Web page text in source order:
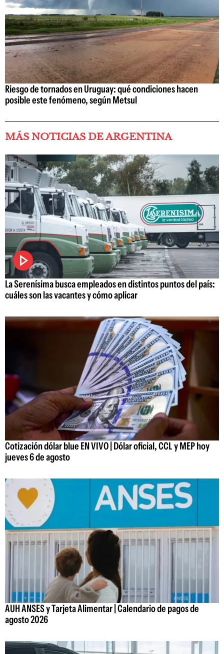
Riesgo de tornados en Uruguay: qué condiciones hacen
posible este fenómeno, según Metsul
MÁS NOTICIAS DE ARGENTINA
La Serenísima busca empleados en distintos puntos del país:
cuáles son las vacantes y cómo aplicar
Cotización dólar blue EN VIVO | Dólar oficial, CCL y MEP hoy
jueves 6 de agosto
AUH ANSES y Tarjeta Alimentar | Calendario de pagos de
agosto 2026